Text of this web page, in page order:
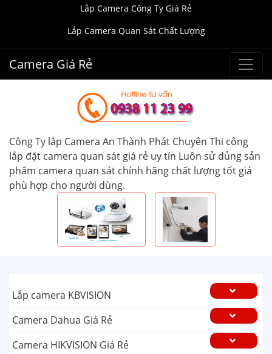
Lắp Camera Công Ty Giá Rẻ
Lắp Camera Quan Sát Chất Lượng
Camera Giá Rẻ
Công Ty lắp Camera An Thành Phát Chuyên Thi công
lắp đặt camera quan sát giá rẻ uy tín Luôn sử dủng sản
phẩm camera quan sát chính hãng chất lượng tốt giá
phù hợp cho người dùng.
Lắp camera KBVISION
Camera Dahua Giá Rẻ
Camera HIKVISION Giá Rẻ